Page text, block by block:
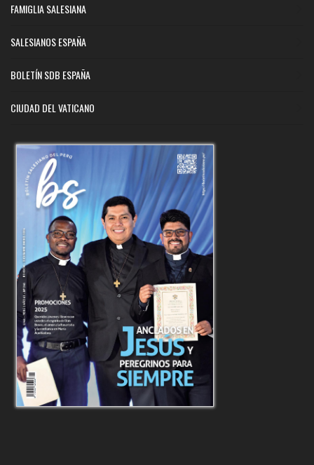
FAMIGLIA SALESIANA
SALESIANOS ESPAÑA
BOLETÍN SDB ESPAÑA
CIUDAD DEL VATICANO